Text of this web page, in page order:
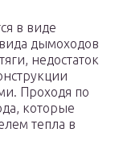
в виде
дымоходов
недостаток
Проходя по
которые
тепла в